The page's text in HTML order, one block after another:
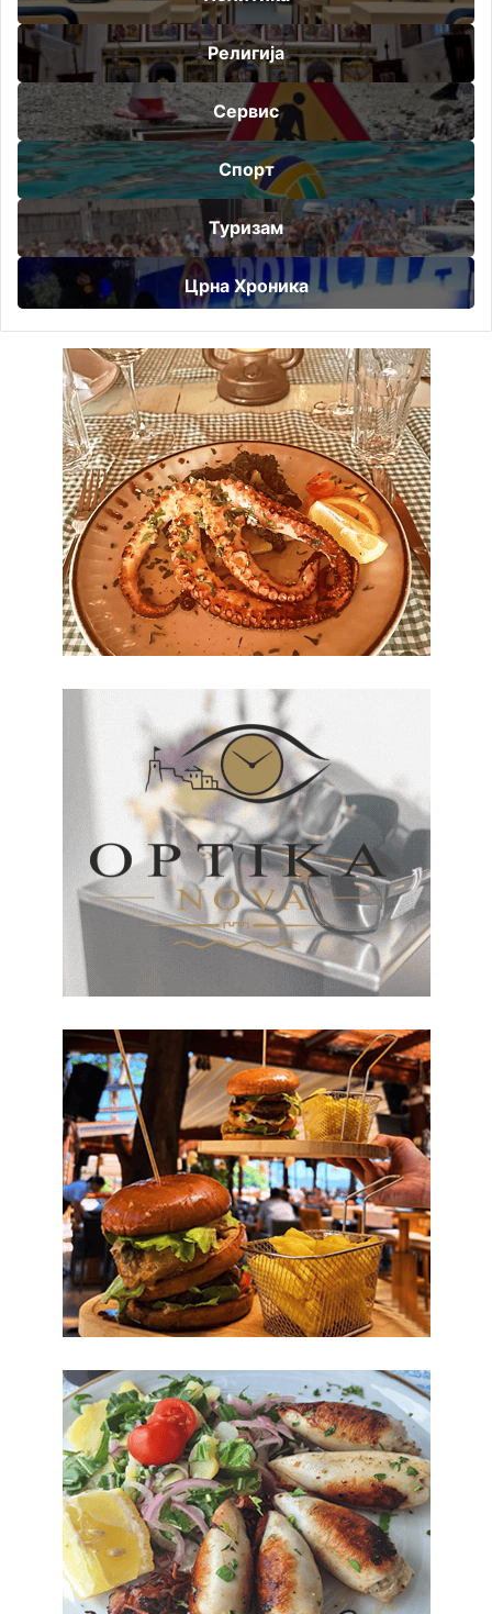
Религија
Сервис
Спорт
Туризам
Црна Хроника